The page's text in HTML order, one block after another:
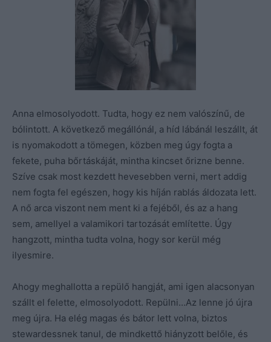
Anna elmosolyodott. Tudta, hogy ez nem valószínű, de
bólintott. A következő megállónál, a híd lábánál leszállt, át
is nyomakodott a tömegen, közben meg úgy fogta a
fekete, puha bőrtáskáját, mintha kincset őrizne benne.
Szíve csak most kezdett hevesebben verni, mert addig
nem fogta fel egészen, hogy kis híján rablás áldozata lett.
A nő arca viszont nem ment ki a fejéből, és az a hang
sem, amellyel a valamikori tartozását említette. Úgy
hangzott, mintha tudta volna, hogy sor kerül még
ilyesmire.
Ahogy meghallotta a repülő hangját, ami igen alacsonyan
szállt el felette, elmosolyodott. Repülni…Az lenne jó újra
meg újra. Ha elég magas és bátor lett volna, biztos
stewardessnek tanul, de mindkettő hiányzott belőle, és